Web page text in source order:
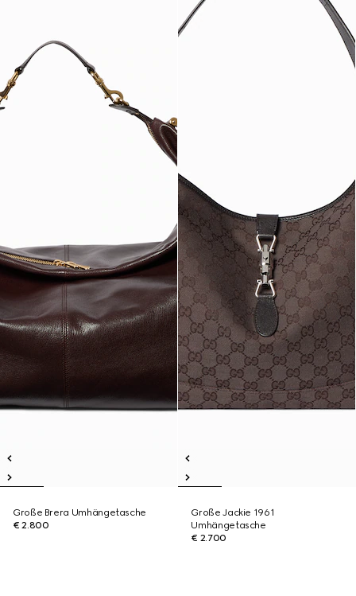
Große Brera Umhängetasche
€ 2.800
Große Jackie 1961
Umhängetasche
€ 2.700